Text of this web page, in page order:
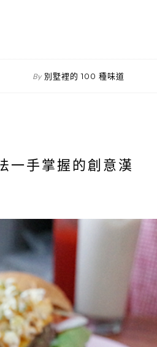
By 別墅裡的 100 種味道
一手掌握的創意漢